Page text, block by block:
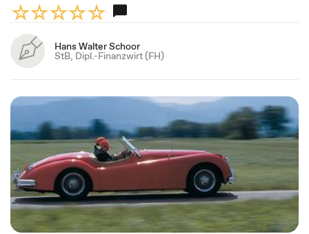
Hans Walter Schoor
StB, Dipl.-Finanzwirt (FH)